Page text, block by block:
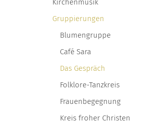
Kirchenmusik
Gruppierungen
Blumengruppe
Café Sara
Das Gespräch
Folklore-Tanzkreis
Frauenbegegnung
Kreis froher Christen